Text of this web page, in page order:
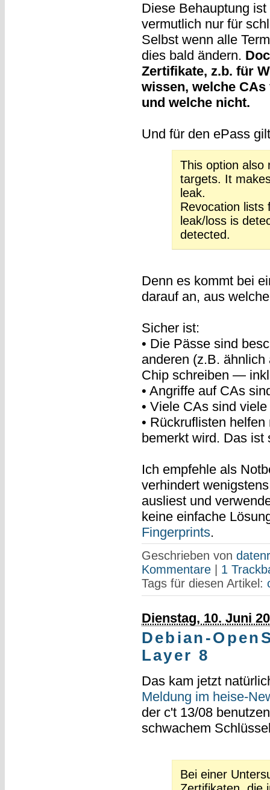
Diese Behauptung
vermutlich nur für
Selbst wenn alle
dies bald ändern.
Zertifikate, z.b. für
wissen, welche
und welche nicht.
Und für den ePass
This option also
targets. It
leak.
Revocation lists
leak/loss is
detected.
Denn es kommt bei
darauf an, aus
Sicher ist:
• Die Pässe sind
anderen (z.B.
Chip schreiben —
• Angriffe auf CAs
• Viele CAs sind
• Rückruflisten
bemerkt wird. Das ist
Ich empfehle als
verhindert
ausliest und
keine einfache
Fingerprints.
Geschrieben von
Kommentare| 1
Tags für diesen Artikel:
Dienstag, 10. Juni
Debian-
Layer 8
Das kam jetzt
Meldung im heise-
der c't 13/08
schwachem
Bei einer